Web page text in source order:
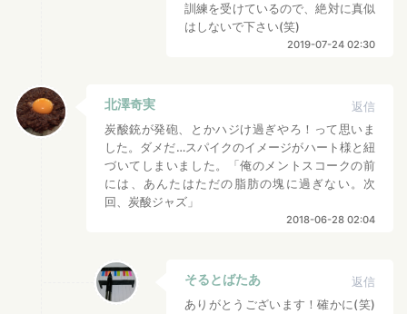
訓練を受けているので、絶対に真似
はしないで下さい(笑)
2019-07-24 02:30
北澤奇実
返信
炭酸銃が発砲、とかハジけ過ぎやろ！って思いま
した。ダメだ…スパイクのイメージがハート様と紐
づいてしまいました。「俺のメントスコークの前
には、あんたはただの脂肪の塊に過ぎない。次
回、炭酸ジャズ」
2018-06-28 02:04
そるとばたあ
返信
ありがとうございます！確かに(笑)